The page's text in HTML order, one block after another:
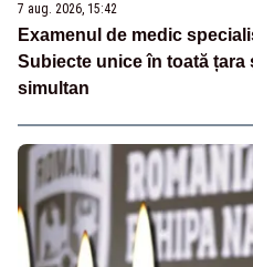
7 aug. 2026, 15:42
Examenul de medic
Subiecte unice în toată
simultan